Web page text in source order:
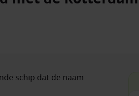
schip dat de naam